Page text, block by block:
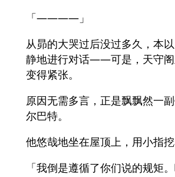
「————」
从昴的大哭过后没过多久，本
静地进行对话——可是，天守阁
变得紧张。
原因无需多言，正是飘飘然一
尔巴特。
他悠哉地坐在屋顶上，用小指挖
「我倒是遵循了你们说的规矩